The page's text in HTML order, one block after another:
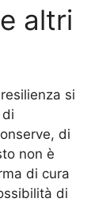
altri
si
di
non è
di cura
di